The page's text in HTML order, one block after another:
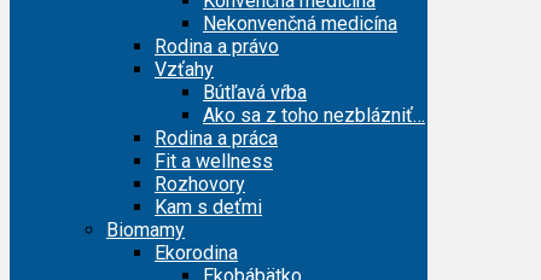
Nekonvenčná medicína
Rodina a právo
Vzťahy
Bútľavá vŕba
Ako sa z toho nezblázniť…
Rodina a práca
Fit a wellness
Rozhovory
Kam s deťmi
Biomamy
Ekorodina